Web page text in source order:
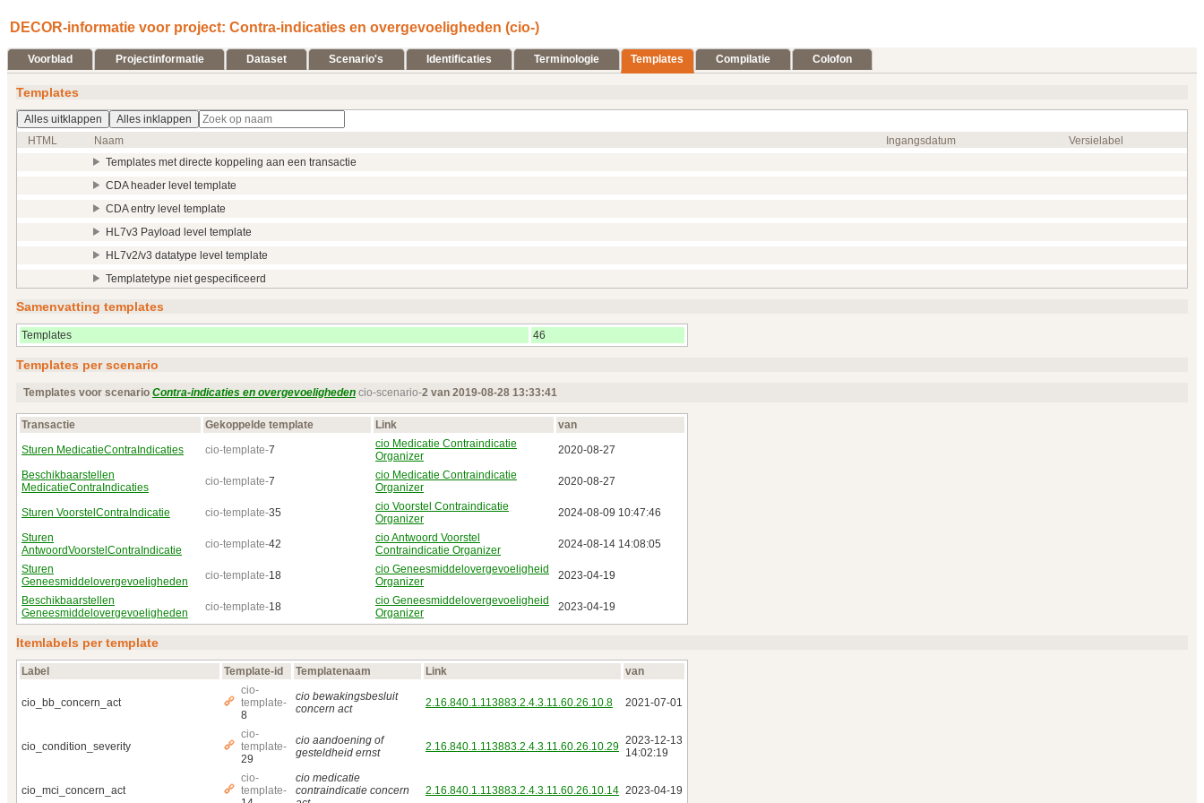
DECOR-informatie voor project: Contra-indicaties en overgevoeligheden (cio-)
Voorblad Projectinformatie Dataset Scenario's Identificaties Terminologie Templates Compilatie Colofon
Templates
Alles uitklappen
Alles inklappen
HTML
Naam Ingangsdatum
Versielabel
Templates met directe koppeling aan een transactie
CDA header level template
CDA entry level template
HL7v3 Payload level template
HL7v2/v3 datatype level template
Templatetype niet gespecificeerd
Samenvatting templates
Templates 46
Templates per scenario
Templates voor scenario Contra-indicaties en overgevoeligheden cio-scenario-2 van 2019‑08‑28 13:33:41
Transactie Gekoppelde template Link
van
Sturen MedicatieContraIndicaties
cio-template-7
cio Medicatie Contraindicatie
Organizer
2020‑08‑27
Beschikbaarstellen
MedicatieContraIndicaties
cio-template-7
cio Medicatie Contraindicatie
Organizer
2020‑08‑27
Sturen VoorstelContraIndicatie cio-template-35
cio Voorstel Contraindicatie
Organizer
2024‑08‑09 10:47:46
Sturen
AntwoordVoorstelContraIndicatie
cio-template-42
cio Antwoord Voorstel
Contraindicatie Organizer
2024‑08‑14 14:08:05
Sturen
Geneesmiddelovergevoeligheden
cio-template-18
cio Geneesmiddelovergevoeligheid
Organizer
2023‑04‑19
Beschikbaarstellen
Geneesmiddelovergevoeligheden
cio-template-18
cio Geneesmiddelovergevoeligheid
Organizer
2023‑04‑19
Itemlabels per template
Label Template-id Templatenaam Link van
cio_bb_concern_act
cio-
template-
8
cio bewakingsbesluit
concern act
2.16.840.1.113883.2.4.3.11.60.26.10.8 2021‑07‑01
cio_condition_severity
cio-
template-
29
cio aandoening of
gesteldheid ernst
2.16.840.1.113883.2.4.3.11.60.26.10.29 2023‑12‑13
14:02:19
cio_mci_concern_act
cio-
template-
cio medicatie
contraindicatie concern
2.16.840.1.113883.2.4.3.11.60.26.10.14 2023‑04‑19